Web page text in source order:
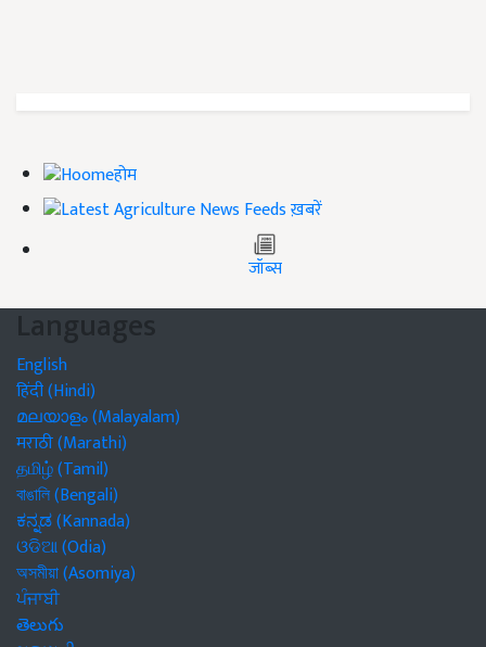
होम
ख़बरें
जॉब्स
Languages
English
हिंदी (Hindi)
മലയാളം (Malayalam)
मराठी (Marathi)
தமிழ் (Tamil)
বাঙালি (Bengali)
ಕನ್ನಡ (Kannada)
ଓଡିଆ (Odia)
অসমীয়া (Asomiya)
ਪੰਜਾਬੀ
తెలుగు